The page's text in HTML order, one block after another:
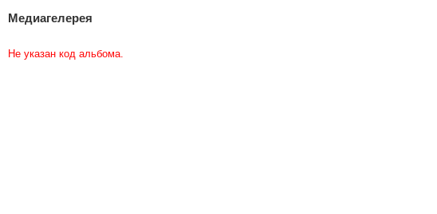
Медиагелерея
Не указан код альбома.